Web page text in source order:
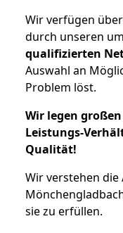
Wir verfügen
durch unseren
qualifizierten
Auswahl an
Problem löst.
Wir legen
Leistungs-
Qualität!
Wir verstehen
sie zu erfüllen.